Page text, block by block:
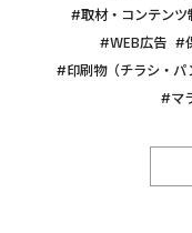
取材・コンテンツ
WEB広告
印刷物（チラシ・パ
マ